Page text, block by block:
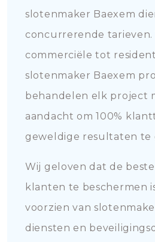
slotenmaker Baexem
concurrerende tarieven.
commerciële tot
slotenmaker Baexem
behandelen elk project
aandacht om 100%
geweldige resultaten te
Wij geloven dat de
klanten te beschermen
voorzien van
diensten en